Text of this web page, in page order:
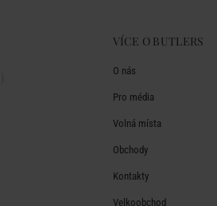
VÍCE O BUTLERS
O nás
Pro média
Volná místa
Obchody
Kontakty
Velkoobchod